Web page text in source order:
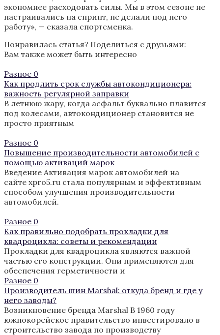
экономнее расходовать силы. Мы в этом сезоне не
настраивались на спринт, не делали под него
работу», — сказала спортсменка.
Понравилась статья? Поделиться с друзьями:
Вам также может быть интересно
Разное 0
Как продлить срок службы автокондиционера:
важность регулярной заправки
В летнюю жару, когда асфальт буквально плавится
под колесами, автокондиционер становится не
просто приятным
Разное 0
Повышение производительности автомобилей с
помощью активаций марок
Введение Активация марок автомобилей на
сайте xpro5.ru стала популярным и эффективным
способом улучшения производительности
автомобилей.
Разное 0
Как правильно подобрать прокладки для
квадроцикла: советы и рекомендации
Прокладки для квадроцикла являются важной
частью его конструкции. Они применяются для
обеспечения герметичности и
Разное 0
Производитель шин Marshal: откуда бренд и где у
него заводы?
Возникновение бренда Marshal В 1960 году
южнокорейское правительство инвестировало в
строительство завода по производству